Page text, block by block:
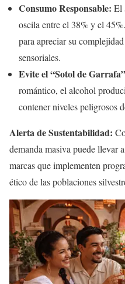
Consumo Responsable: El
oscila entre el 38% y el
para apreciar su
sensoriales.
Evite el “Sotol de
romántico, el alcohol
contener niveles peligrosos
Alerta de Sustentabilidad:
demanda masiva puede llevar
marcas que implementen
ético de las poblaciones